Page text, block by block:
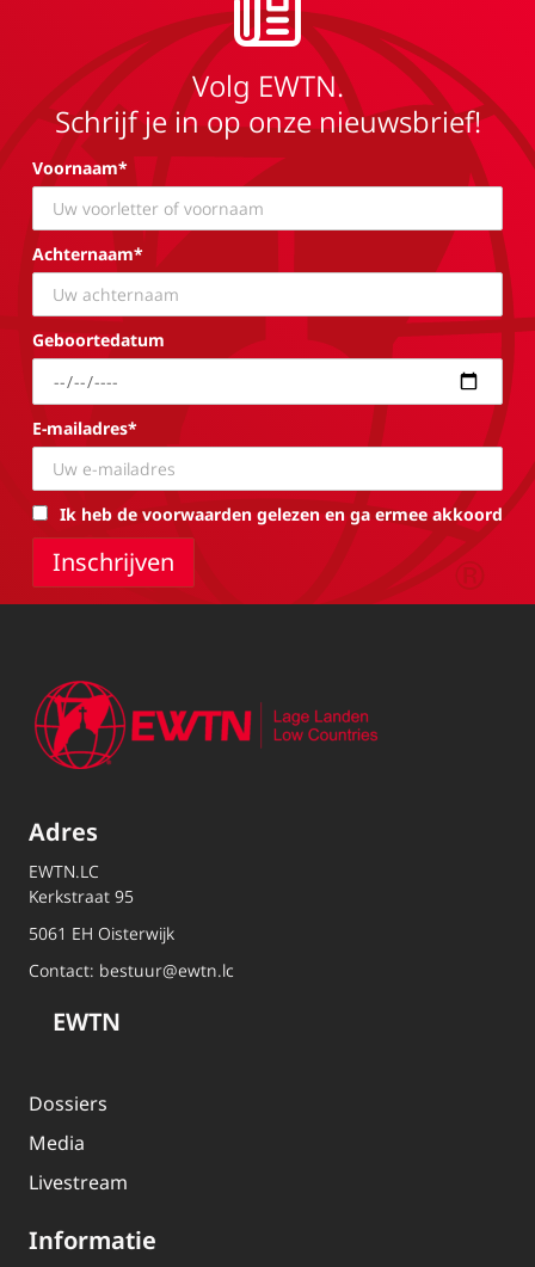
Volg EWTN.
Schrijf je in op onze nieuwsbrief!
Voornaam*
Achternaam*
Geboortedatum
E-mailadres*
Ik heb de voorwaarden gelezen en ga ermee akkoord
Adres
EWTN.LC
Kerkstraat 95
5061 EH Oisterwijk
Contact: bestuur@ewtn.lc
EWTN
Dossiers
Media
Livestream
Informatie